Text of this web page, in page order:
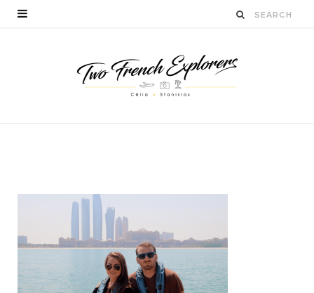
activitésabudhabi